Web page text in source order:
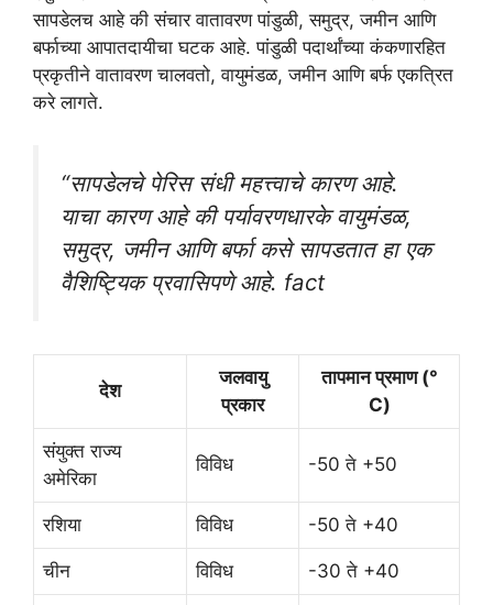
सापडेलच आहे की संचार वातावरण पांडुळी, समुद्र, जमीन आणि
बर्फाच्या आपातदायीचा घटक आहे. पांडुळी पदार्थांच्या कंकणारहित
प्रकृतीने वातावरण चालवतो, वायुमंडळ, जमीन आणि बर्फ एकत्रित
करे लागते.
“सापडेलचे पेरिस संधी महत्त्वाचे कारण आहे.
याचा कारण आहे की पर्यावरणधारके वायुमंडळ,
समुद्र, जमीन आणि बर्फा कसे सापडतात हा एक
वैशिष्ट्यिक प्रवासिपणे आहे. fact
देश
जलवायु
प्रकार
तापमान प्रमाण (°
C)
संयुक्त राज्य
अमेरिका
विविध -50 ते +50
रशिया विविध -50 ते +40
चीन विविध -30 ते +40